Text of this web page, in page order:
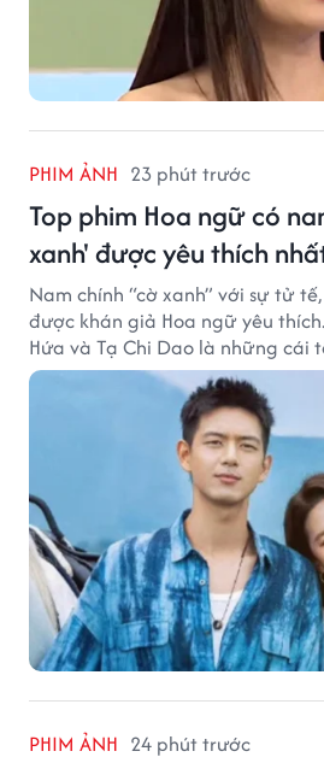
PHIM ẢNH 23 phút trước
Top phim Hoa ngữ có
xanh' được yêu thích
Nam chính “cờ xanh” với sự tử
được khán giả Hoa ngữ yêu
Hứa và Tạ Chi Dao là những cái
PHIM ẢNH 24 phút trước